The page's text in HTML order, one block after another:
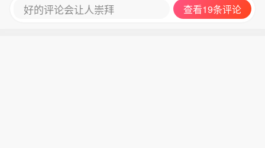
好的评论会让人崇拜 查看19条评论